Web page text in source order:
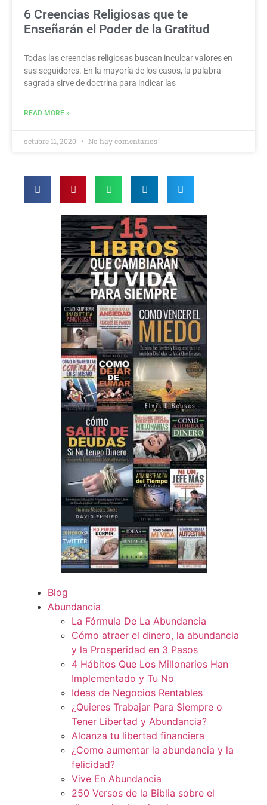
6 Creencias Religiosas que te
Enseñarán el Poder de la Gratitud
Todas las creencias religiosas buscan inculcar valores en
sus seguidores. En la mayoría de los casos, la palabra
sagrada sirve de doctrina para indicar las
READ MORE »
octubre 11, 2020 No hay comentarios
Blog
Abundancia
La Fórmula De La Abundancia
Cómo atraer el dinero, la abundancia
y la Prosperidad en 3 Pasos
4 Hábitos Que Los Millonarios Han
Implementado y Tu No
Ideas de Negocios Rentables
¿Quieres Trabajar Para Siempre o
Tener Libertad y Abundancia?
Alcanza tu libertad financiera
¿Como aumentar la abundancia y la
felicidad?
Vive En Abundancia
250 Versos de la Biblia sobre el